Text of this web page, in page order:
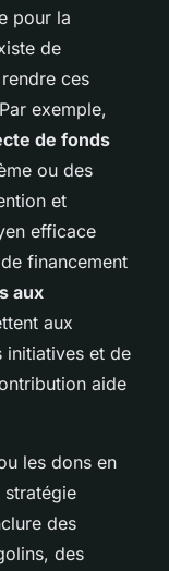
pour la
de
ces
exemple,
de fonds
ou des
et
efficace
financement
aux
aux
initiatives et de
aide
les dons en
stratégie
des
des